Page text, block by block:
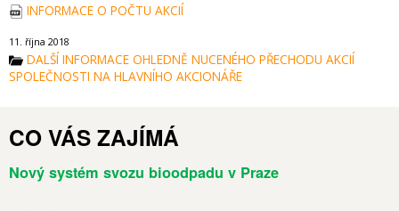
INFORMACE O POČTU AKCIÍ
11. října 2018
DALŠÍ INFORMACE OHLEDNĚ NUCENÉHO PŘECHODU AKCIÍ
SPOLEČNOSTI NA HLAVNÍHO AKCIONÁŘE
CO VÁS ZAJÍMÁ
Nový systém svozu bioodpadu v Praze